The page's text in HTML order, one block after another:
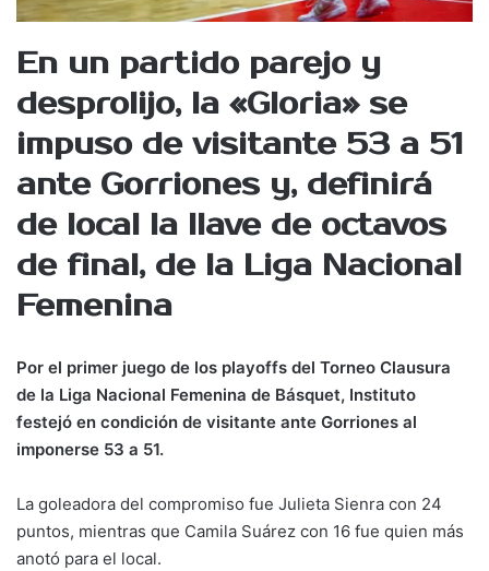
En un partido parejo y
desprolijo, la «Gloria» se
impuso de visitante 53 a 51
ante Gorriones y, definirá
de local la llave de octavos
de final, de la Liga Nacional
Femenina
Por el primer juego de los playoffs del Torneo Clausura
de la Liga Nacional Femenina de Básquet, Instituto
festejó en condición de visitante ante Gorriones al
imponerse 53 a 51.
La goleadora del compromiso fue Julieta Sienra con 24
puntos, mientras que Camila Suárez con 16 fue quien más
anotó para el local.